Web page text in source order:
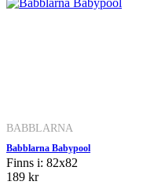
BABBLARNA
Babblarna Babypool
Finns i: 82x82
189 kr